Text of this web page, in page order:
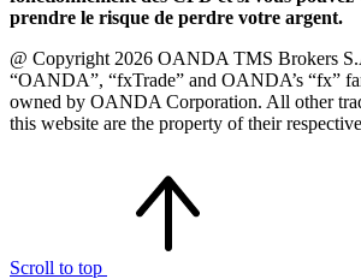
prendre le risque de perdre votre argent.
@ Copyright 2026 OANDA TMS Brokers
“OANDA”, “fxTrade” and OANDA’s “fx”
owned by OANDA Corporation. All other
this website are the property of their
Scroll to top